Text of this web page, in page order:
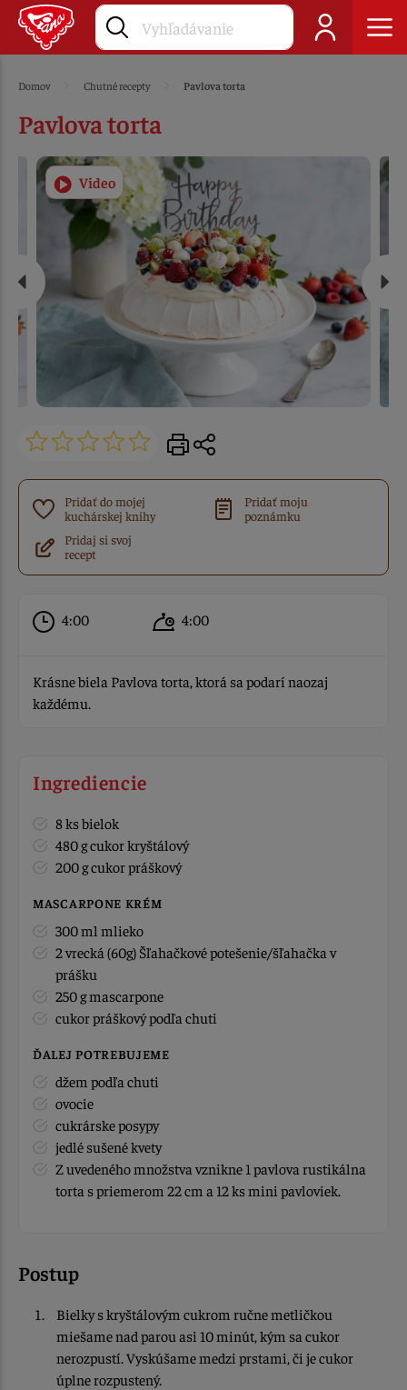
Domov Chutné recepty Pavlova torta
Pavlova torta
Video
Pridať do mojej
kuchárskej knihy
Pridať moju
poznámku
Pridaj si svoj
recept
4:00 4:00
Krásne biela Pavlova torta, ktorá sa podarí naozaj
každému.
Ingrediencie
8 ks bielok
480 g cukor kryštálový
200 g cukor práškový
MASCARPONE KRÉM
300 ml mlieko
2 vrecká (60g) Šľahačkové potešenie/šľahačka v
prášku
250 g mascarpone
cukor práškový podľa chuti
ĎALEJ POTREBUJEME
džem podľa chuti
ovocie
cukrárske posypy
jedlé sušené kvety
Z uvedeného množstva vznikne 1 pavlova rustikálna
torta s priemerom 22 cm a 12 ks mini pavloviek.
Postup
Bielky s kryštálovým cukrom ručne metličkou
miešame nad parou asi 10 minút, kým sa cukor
nerozpustí. Vyskúšame medzi prstami, či je cukor
úplne rozpustený.